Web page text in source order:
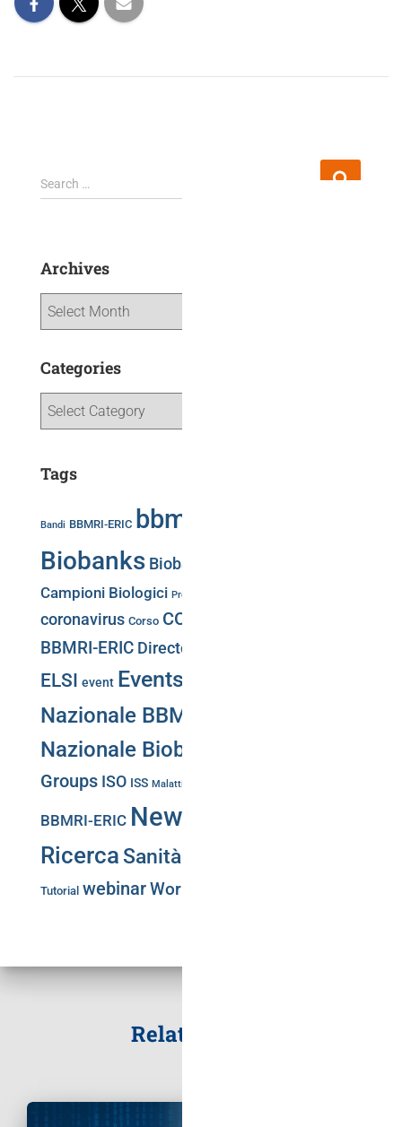
Search …
Archives
Categories
Tags
Bandi BBMRI-ERIC bbmri.it
Biobanks Biobank Week
Campioni Biologici Press release
coronavirus Corso COVID-19
BBMRI-ERIC Directory BBMRi.it
ELSI event Events
Nazionale BBMRI.it
Nazionale Biobanche
Groups ISO ISS Malattie Rare
BBMRI-ERIC News
Ricerca Sanità Pubblica
Tutorial webinarWorkshop
Related Posts